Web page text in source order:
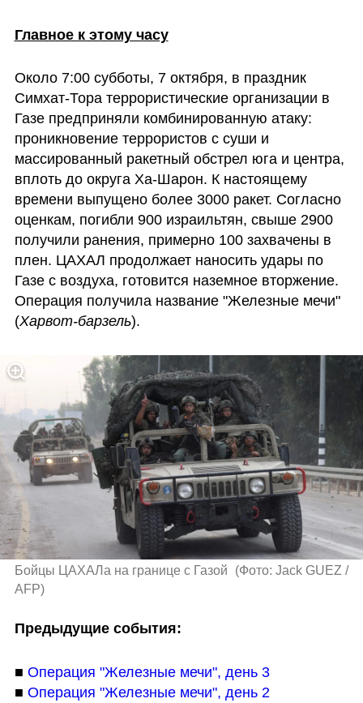
Главное к этому часу
Около 7:00 субботы, 7 октября, в праздник
Симхат-Тора террористические организации в
Газе предприняли комбинированную атаку:
проникновение террористов с суши и
массированный ракетный обстрел юга и центра,
вплоть до округа Ха-Шарон. К настоящему
времени выпущено более 3000 ракет. Согласно
оценкам, погибли 900 израильтян, свыше 2900
получили ранения, примерно 100 захвачены в
плен. ЦАХАЛ продолжает наносить удары по
Газе с воздуха, готовится наземное вторжение.
Операция получила название "Железные мечи"
(Харвот-барзель).
Бойцы ЦАХАЛа на границе с Газой (Фото: Jack GUEZ /
AFP)
Предыдущие события:
■ Операция "Железные мечи", день 3
■ Операция "Железные мечи", день 2